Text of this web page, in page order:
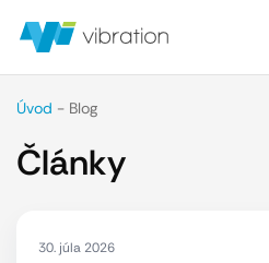
Úvod - Blog
Články
30. júla 2026